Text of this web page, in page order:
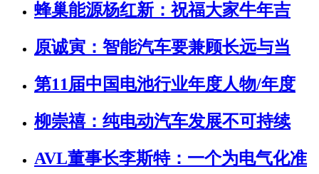
蜂巢能源杨红新：祝福大家牛年吉
原诚寅：智能汽车要兼顾长远与当
第11届中国电池行业年度人物/年度
柳崇禧：纯电动汽车发展不可持续
AVL董事长李斯特：一个为电气化准